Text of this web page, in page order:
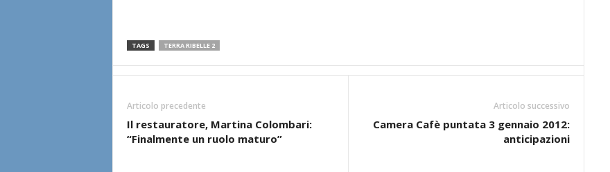
TAGS TERRA RIBELLE 2
Articolo precedente
Il restauratore, Martina Colombari:
“Finalmente un ruolo maturo”
Articolo successivo
Camera Cafè puntata 3 gennaio 2012:
anticipazioni